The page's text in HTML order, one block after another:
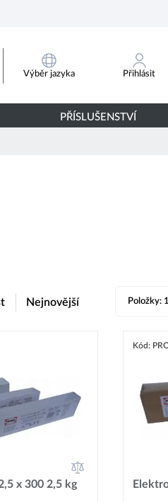
Výběr jazyka Přihlásit
PŘÍSLUŠENSTVÍ
Nejnovější Položky:
x 300 2,5 kg
Kód: